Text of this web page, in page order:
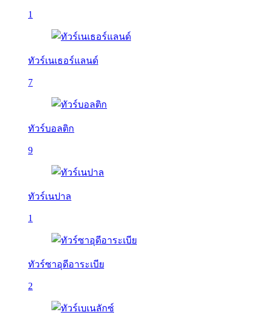
1
ทัวร์เนเธอร์แลนด์
7
ทัวร์บอลติก
9
ทัวร์เนปาล
1
ทัวร์ซาอุดีอาระเบีย
2